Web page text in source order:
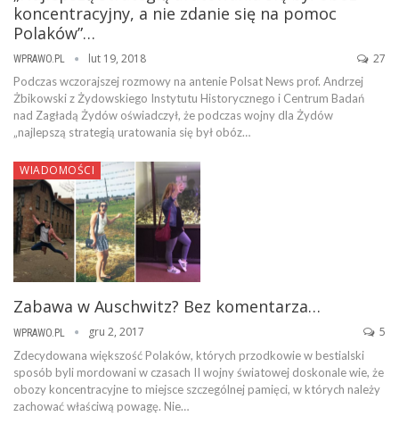
koncentracyjny, a nie zdanie się na pomoc
Polaków”…
WPRAWO.PL lut 19, 2018 27
Podczas wczorajszej rozmowy na antenie Polsat News prof. Andrzej
Żbikowski z Żydowskiego Instytutu Historycznego i Centrum Badań
nad Zagładą Żydów oświadczył, że podczas wojny dla Żydów
„najlepszą strategią uratowania się był obóz…
WIADOMOŚCI
Zabawa w Auschwitz? Bez komentarza…
WPRAWO.PL gru 2, 2017 5
Zdecydowana większość Polaków, których przodkowie w bestialski
sposób byli mordowani w czasach II wojny światowej doskonale wie, że
obozy koncentracyjne to miejsce szczególnej pamięci, w których należy
zachować właściwą powagę. Nie…